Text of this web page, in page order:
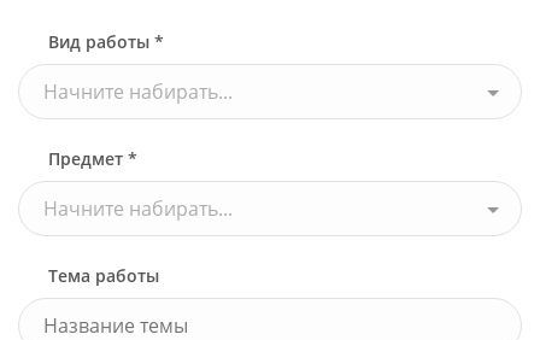
Вид работы *
Начните набирать...
Предмет *
Начните набирать...
Тема работы